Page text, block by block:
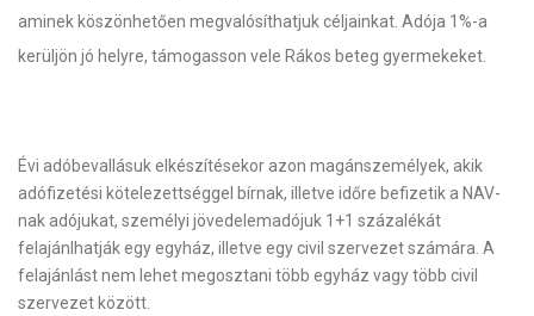
aminek köszönhetően megvalósíthatjuk céljainkat. Adója 1%-a
kerüljön jó helyre, támogasson vele Rákos beteg gyermekeket.
Évi adóbevallásuk elkészítésekor azon magánszemélyek, akik
adófizetési kötelezettséggel bírnak, illetve időre befizetik a NAV-
nak adójukat, személyi jövedelemadójuk 1+1 százalékát
felajánlhatják egy egyház, illetve egy civil szervezet számára. A
felajánlást nem lehet megosztani több egyház vagy több civil
szervezet között.